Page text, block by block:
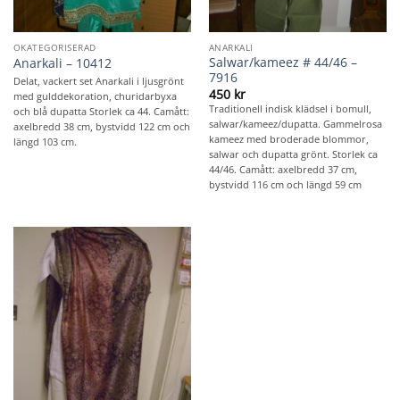
OKATEGORISERAD
Anarkali – 10412
Delat, vackert set Anarkali i ljusgrönt
med gulddekoration, churidarbyxa
och blå dupatta Storlek ca 44. Camått:
axelbredd 38 cm, bystvidd 122 cm och
längd 103 cm.
ANARKALI
Salwar/kameez # 44/46 –
7916
450 kr
Traditionell indisk klädsel i bomull,
salwar/kameez/dupatta. Gammelrosa
kameez med broderade blommor,
salwar och dupatta grönt. Storlek ca
44/46. Camått: axelbredd 37 cm,
bystvidd 116 cm och längd 59 cm